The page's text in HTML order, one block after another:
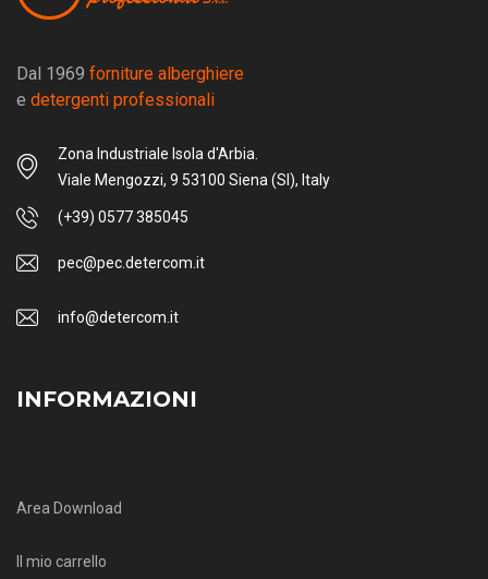
Dal 1969 forniture alberghiere
e detergenti professionali
Zona Industriale Isola d'Arbia.
Viale Mengozzi, 9 53100 Siena (SI), Italy
(+39) 0577 385045
pec@pec.detercom.it
info@detercom.it
INFORMAZIONI
Area Download
Il mio carrello